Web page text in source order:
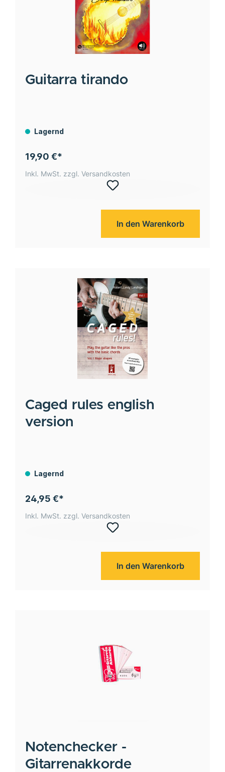
Guitarra tirando
Lagernd
19,90 €*
Inkl. MwSt. zzgl. Versandkosten
In den Warenkorb
Caged rules english
version
Lagernd
24,95 €*
Inkl. MwSt. zzgl. Versandkosten
In den Warenkorb
Notenchecker -
Gitarrenakkorde